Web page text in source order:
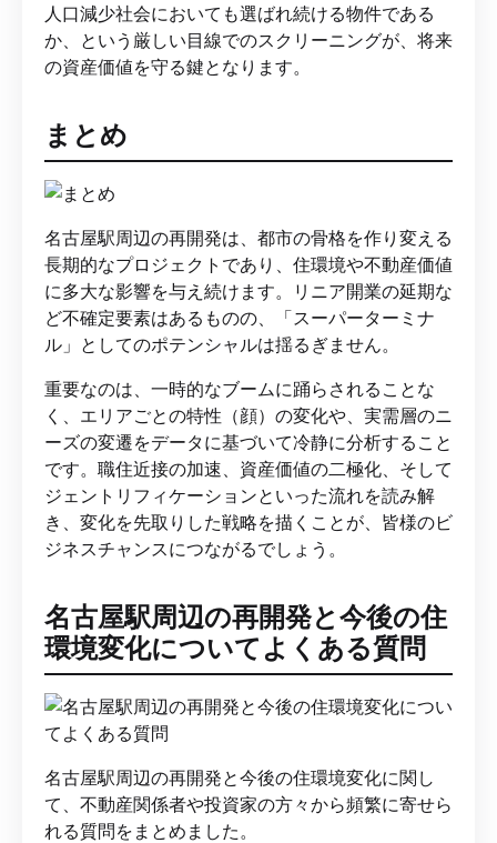
人口減少社会においても選ばれ続ける物件である
か、という厳しい目線でのスクリーニングが、将来
の資産価値を守る鍵となります。
まとめ
名古屋駅周辺の再開発は、都市の骨格を作り変える
長期的なプロジェクトであり、住環境や不動産価値
に多大な影響を与え続けます。リニア開業の延期な
ど不確定要素はあるものの、「スーパーターミナ
ル」としてのポテンシャルは揺るぎません。
重要なのは、一時的なブームに踊らされることな
く、エリアごとの特性（顔）の変化や、実需層のニ
ーズの変遷をデータに基づいて冷静に分析すること
です。職住近接の加速、資産価値の二極化、そして
ジェントリフィケーションといった流れを読み解
き、変化を先取りした戦略を描くことが、皆様のビ
ジネスチャンスにつながるでしょう。
名古屋駅周辺の再開発と今後の住
環境変化についてよくある質問
名古屋駅周辺の再開発と今後の住環境変化に関し
て、不動産関係者や投資家の方々から頻繁に寄せら
れる質問をまとめました。